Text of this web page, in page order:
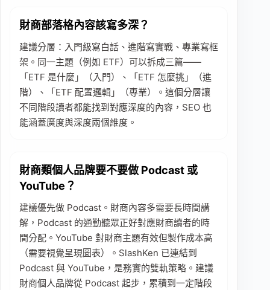
財商部落格內容該寫多深？
建議分層：入門級寫白話、進階寫實戰、專業寫框
架。同一主題（例如 ETF）可以拆成三篇——
「ETF 是什麼」（入門）、「ETF 怎麼挑」（進
階）、「ETF 配置邏輯」（專業）。這個分層讓
不同階段讀者都能找到對應深度的內容，SEO 也
能涵蓋廣度與深度兩個維度。
財商類個人品牌要不要做 Podcast 或
YouTube？
建議優先做 Podcast。財商內容多需要長時間講
解，Podcast 的通勤聽眾正好對應財商讀者的時
間分配。YouTube 對財商主題有效但製作成本高
（需要視覺呈現圖表）。SlashKen 已連結到
Podcast 與 YouTube，是務實的雙軌策略。建議
財商個人品牌從 Podcast 起步，累積到一定階段